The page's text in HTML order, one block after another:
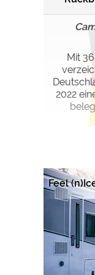
Mit
2022
Feel
Google Remarketing
Die
über "COOKIES"